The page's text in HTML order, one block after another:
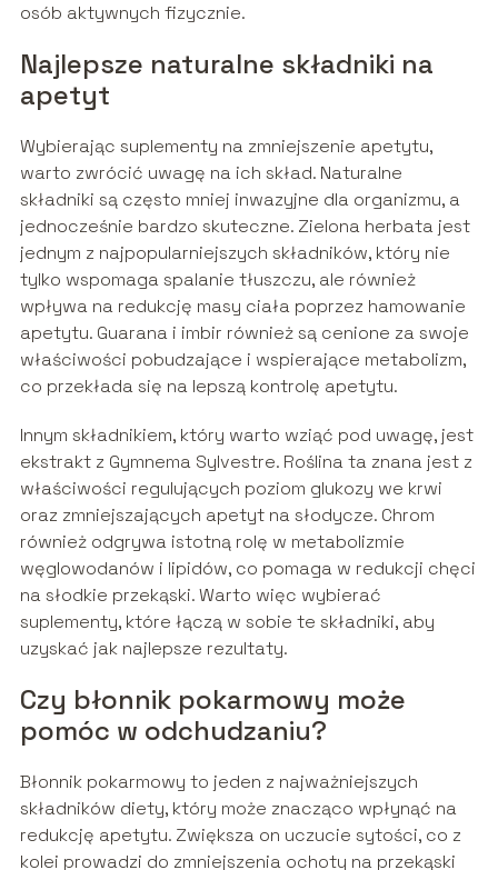
osób aktywnych fizycznie.
Najlepsze naturalne składniki na
apetyt
Wybierając suplementy na zmniejszenie apetytu,
warto zwrócić uwagę na ich skład. Naturalne
składniki są często mniej inwazyjne dla organizmu, a
jednocześnie bardzo skuteczne. Zielona herbata jest
jednym z najpopularniejszych składników, który nie
tylko wspomaga spalanie tłuszczu, ale również
wpływa na redukcję masy ciała poprzez hamowanie
apetytu. Guarana i imbir również są cenione za swoje
właściwości pobudzające i wspierające metabolizm,
co przekłada się na lepszą kontrolę apetytu.
Innym składnikiem, który warto wziąć pod uwagę, jest
ekstrakt z Gymnema Sylvestre. Roślina ta znana jest z
właściwości regulujących poziom glukozy we krwi
oraz zmniejszających apetyt na słodycze. Chrom
również odgrywa istotną rolę w metabolizmie
węglowodanów i lipidów, co pomaga w redukcji chęci
na słodkie przekąski. Warto więc wybierać
suplementy, które łączą w sobie te składniki, aby
uzyskać jak najlepsze rezultaty.
Czy błonnik pokarmowy może
pomóc w odchudzaniu?
Błonnik pokarmowy to jeden z najważniejszych
składników diety, który może znacząco wpłynąć na
redukcję apetytu. Zwiększa on uczucie sytości, co z
kolei prowadzi do zmniejszenia ochoty na przekąski